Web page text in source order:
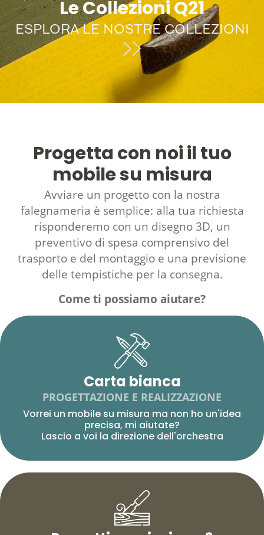
Le Collezioni Q21
ESPLORA LE NOSTRE COLLEZIONI
Progetta con noi il tuo
mobile su misura
Avviare un progetto con la nostra
falegnameria è semplice: alla tua richiesta
risponderemo con un disegno 3D, un
preventivo di spesa comprensivo del
trasporto e del montaggio e una previsione
delle tempistiche per la consegna.
Come ti possiamo aiutare?
Carta bianca
PROGETTAZIONE E REALIZZAZIONE
Vorrei un mobile su misura ma non ho un'idea
precisa, mi aiutate?
Lascio a voi la direzione dell'orchestra